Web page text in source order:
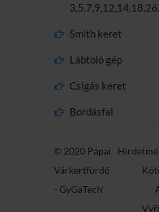
Smith keret
Lábtoló gép
Csigás keret
Bordásfal
© 2020 Pápai
Várkertfürdő
- GyGaTech'